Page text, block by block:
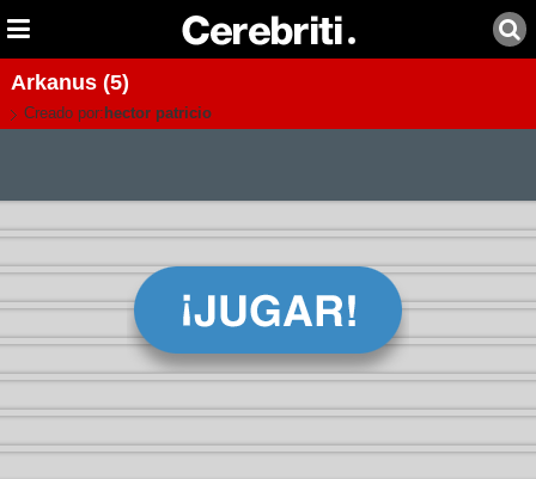
Arkanus (5)
Creado por: hector patricio